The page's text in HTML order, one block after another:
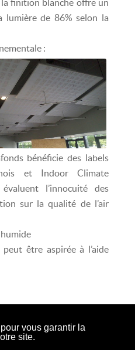
vous garantir la
site.
finition blanche offre un
lumière de 86% selon la
:
bénéficie des labels
et Indoor Climate
l’innocuité des
sur la qualité de l’air
être aspirée à l’aide